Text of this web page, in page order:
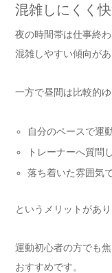
混雑しにくく
夜の時間帯は仕事終
混雑しやすい傾向があ
一方で昼間は比較的
自分のペースで運
トレーナーへ質問
落ち着いた雰囲気
というメリットがあり
運動初心者の方でも
おすすめです。